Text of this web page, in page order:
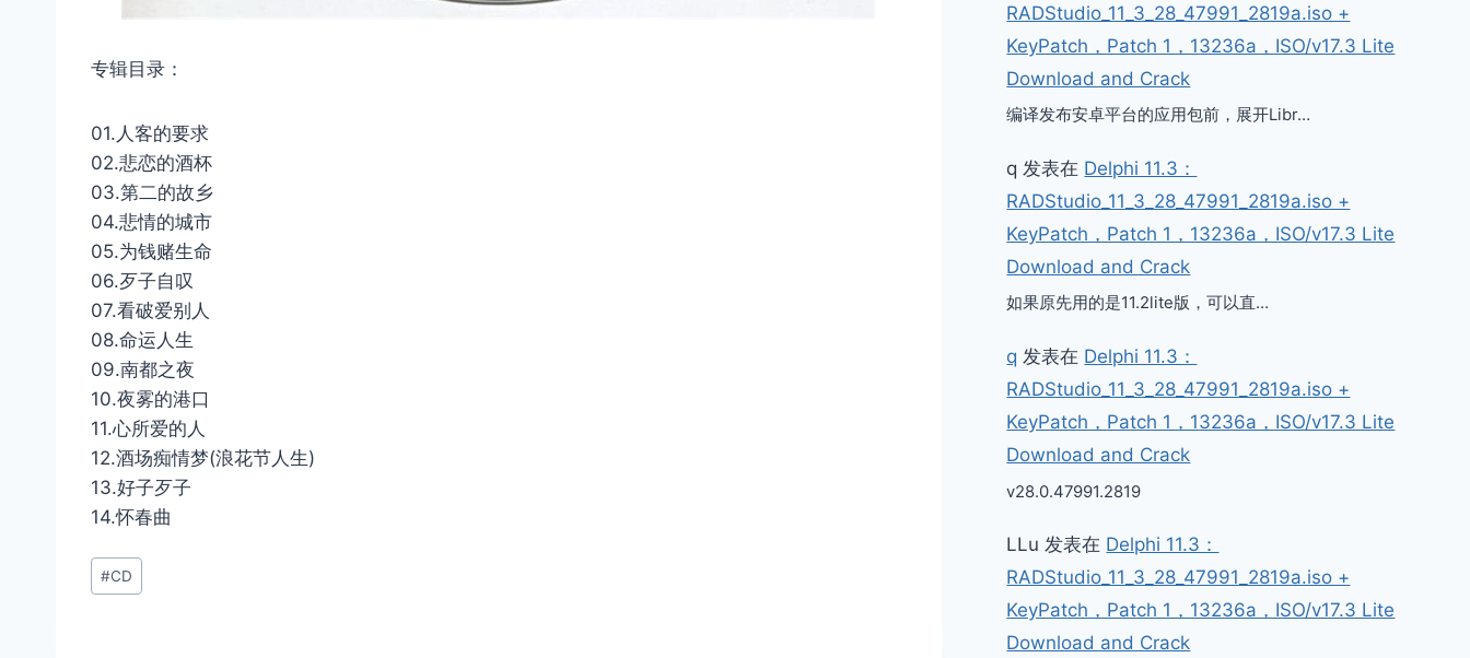
专辑目录：
01.人客的要求
02.悲恋的酒杯
03.第二的故乡
04.悲情的城市
05.为钱赌生命
06.歹子自叹
07.看破爱别人
08.命运人生
09.南都之夜
10.夜雾的港口
11.心所爱的人
12.酒场痴情梦(浪花节人生)
13.好子歹子
14.怀春曲
文
章
#CD
RADStudio_11_3_28_47991_2819a.iso +
KeyPatch，Patch 1，13236a，ISO/v17.3 Lite
Download and Crack
编译发布安卓平台的应用包前，展开Libr…
q 发表在 Delphi 11.3：
RADStudio_11_3_28_47991_2819a.iso +
KeyPatch，Patch 1，13236a，ISO/v17.3 Lite
Download and Crack
如果原先用的是11.2lite版，可以直…
q 发表在 Delphi 11.3：
RADStudio_11_3_28_47991_2819a.iso +
KeyPatch，Patch 1，13236a，ISO/v17.3 Lite
Download and Crack
v28.0.47991.2819
LLu 发表在 Delphi 11.3：
RADStudio_11_3_28_47991_2819a.iso +
KeyPatch，Patch 1，13236a，ISO/v17.3 Lite
Download and Crack